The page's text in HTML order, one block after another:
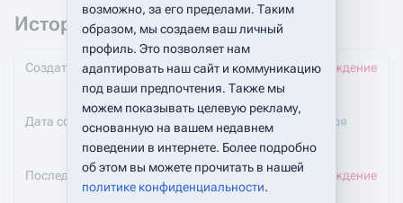
История изменений
Создатель страницы Oagapov (обсуждение
|вклад
Дата создания страницы
15:23, 9 декабря
Последний редактор Oagapov
обсуждение
|вклад
возможно, за его пределами. Таким
образом, мы создаем ваш личный
профиль. Это позволяет нам
адаптировать наш сайт и коммуникацию
под ваши предпочтения. Также мы
можем показывать целевую рекламу,
основанную на вашем недавнем
поведении в интернете. Более подробно
об этом вы можете прочитать в нашей
политике конфиденциальности.